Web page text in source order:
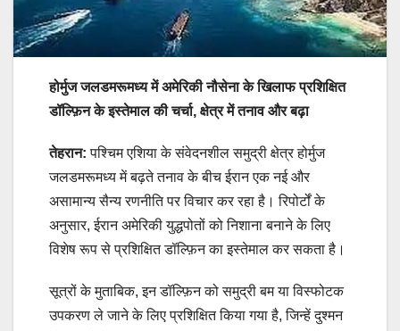
होर्मुज जलडमरूमध्य में अमेरिकी नौसेना के खिलाफ प्रशिक्षित
डॉल्फ़िन के इस्तेमाल की चर्चा, क्षेत्र में तनाव और बढ़ा
तेहरान: पश्चिम एशिया के संवेदनशील समुद्री क्षेत्र होर्मुज
जलडमरूमध्य में बढ़ते तनाव के बीच ईरान एक नई और
असामान्य सैन्य रणनीति पर विचार कर रहा है। रिपोर्टों के
अनुसार, ईरान अमेरिकी युद्धपोतों को निशाना बनाने के लिए
विशेष रूप से प्रशिक्षित डॉल्फ़िन का इस्तेमाल कर सकता है।
सूत्रों के मुताबिक, इन डॉल्फ़िन को समुद्री बम या विस्फोटक
उपकरण ले जाने के लिए प्रशिक्षित किया गया है, जिन्हें दुश्मन